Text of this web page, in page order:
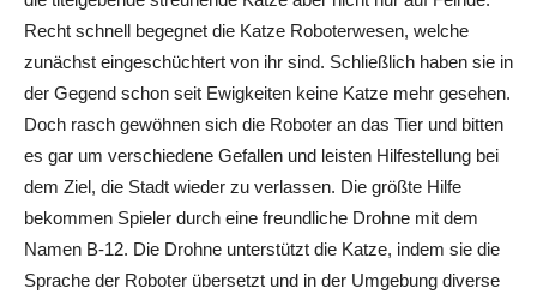
Recht schnell begegnet die Katze Roboterwesen, welche
zunächst eingeschüchtert von ihr sind. Schließlich haben sie in
der Gegend schon seit Ewigkeiten keine Katze mehr gesehen.
Doch rasch gewöhnen sich die Roboter an das Tier und bitten
es gar um verschiedene Gefallen und leisten Hilfestellung bei
dem Ziel, die Stadt wieder zu verlassen. Die größte Hilfe
bekommen Spieler durch eine freundliche Drohne mit dem
Namen B-12. Die Drohne unterstützt die Katze, indem sie die
Sprache der Roboter übersetzt und in der Umgebung diverse